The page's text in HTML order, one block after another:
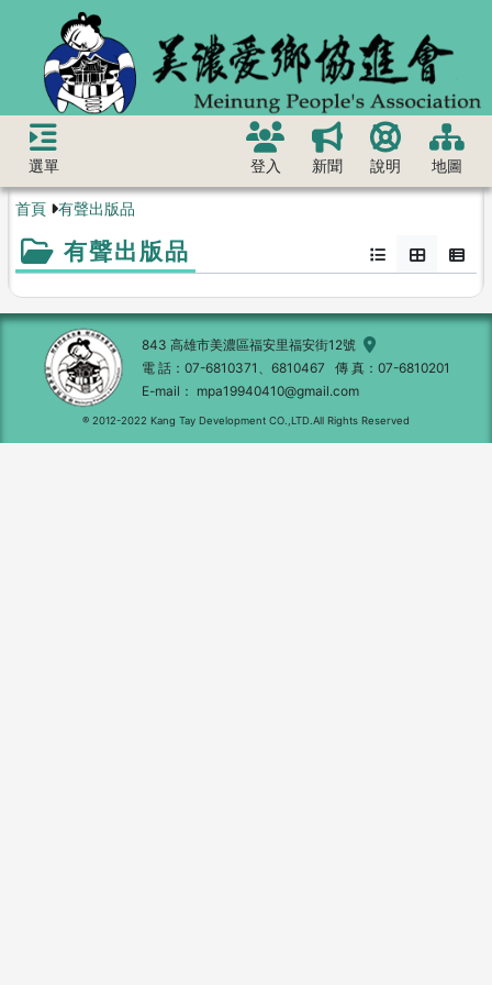
選單 登入 新聞 說明 地圖
首頁 有聲出版品
有聲出版品
843 高雄市美濃區福安里福安街12號
電 話
07-6810371、6810467 傳 真
07-6810201
E-mail
mpa19940410@gmail.com
® 2012-2022 Kang Tay Development CO.,LTD.All Rights Reserved